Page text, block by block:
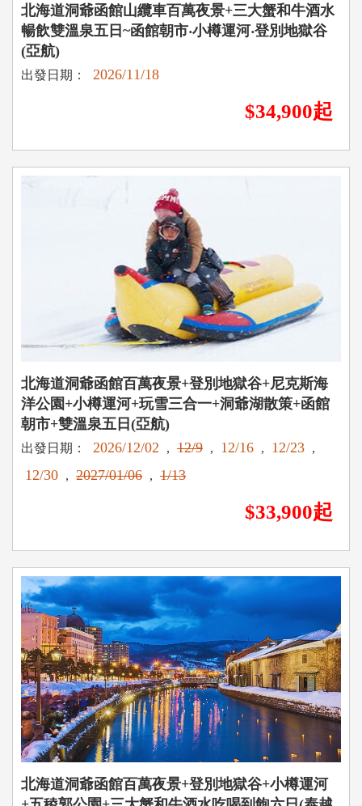
北海道洞爺函館山纜車百萬夜景+三大蟹和牛酒水
暢飲雙溫泉五日~函館朝市‧小樽運河‧登別地獄谷
(亞航)
出發日期： 2026/11/18
$34,900起
北海道洞爺函館百萬夜景+登別地獄谷+尼克斯海
洋公園+小樽運河+玩雪三合一+洞爺湖散策+函館
朝市+雙溫泉五日(亞航)
出發日期： 2026/12/02 , 12/9 , 12/16 , 12/23 ,
12/30 , 2027/01/06 , 1/13
$33,900起
北海道洞爺函館百萬夜景+登別地獄谷+小樽運河